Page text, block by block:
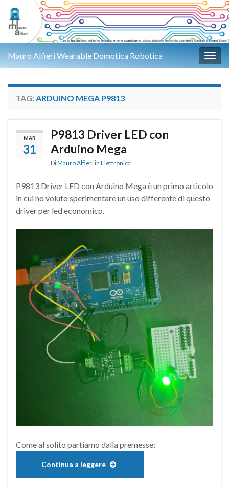
Mauro Alfieri Wearable Domotica Robotica
TAG: ARDUINO MEGA P9813
MAR
31
P9813 Driver LED con
Arduino Mega
DiMauro Alfieri in Elettronica
P9813 Driver LED con Arduino Mega è un primo articolo
in cui ho voluto sperimentare un uso differente di questo
driver per led economico.
Come al solito partiamo dalla premesse:
Continua a leggere